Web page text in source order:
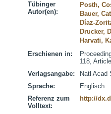
Tübinger
Autor(en):
Posth,
Bauer,
Díaz-
Drucker,
Harvati,
Erschienen in:
118,
Verlagsangabe:
Natl Acad
Sprache:
Englisch
Referenz zum
Volltext:
http://